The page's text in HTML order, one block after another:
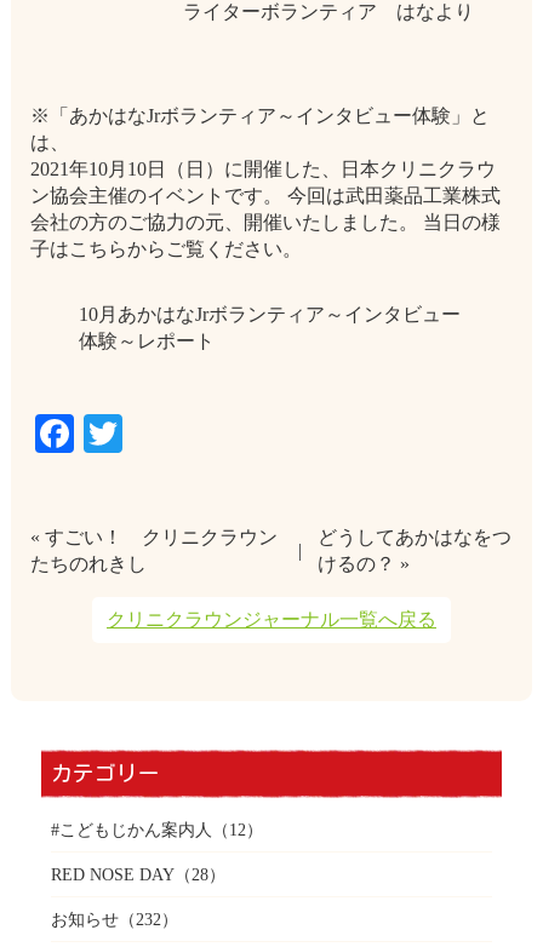
ライターボランティア はなより
※「あかはなJrボランティア～インタビュー体験」と
は、
2021年10月10日（日）に開催した、日本クリニクラウ
ン協会主催のイベントです。 今回は武田薬品工業株式
会社の方のご協力の元、開催いたしました。 当日の様
子はこちらからご覧ください。
10月あかはなJrボランティア～インタビュー
体験～レポート
Facebook
Twitter
« すごい！ クリニクラウン
たちのれきし
どうしてあかはなをつ
けるの？ »
クリニクラウンジャーナル一覧へ戻る
カテゴリー
#こどもじかん案内人 （12）
RED NOSE DAY（28）
お知らせ（232）